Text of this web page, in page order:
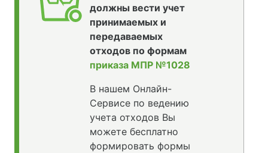
должны вести учет
принимаемых и
передаваемых
отходов по формам
приказа МПР №1028
В нашем Онлайн-
Сервисе по ведению
учета отходов Вы
можете бесплатно
формировать формы